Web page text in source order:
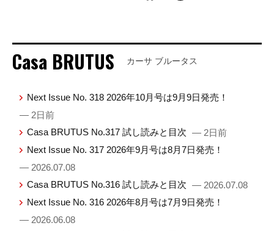
Casa BRUTUS カーサ ブルータス
Next Issue No. 318 2026年10月号は9月9日発売！
— 2日前
Casa BRUTUS No.317 試し読みと目次 — 2日前
Next Issue No. 317 2026年9月号は8月7日発売！
— 2026.07.08
Casa BRUTUS No.316 試し読みと目次 — 2026.07.08
Next Issue No. 316 2026年8月号は7月9日発売！
— 2026.06.08